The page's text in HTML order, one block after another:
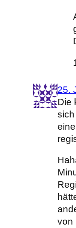
25.
Die
sich
von